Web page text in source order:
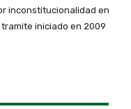
inconstitucionalidad en
iniciado en 2009